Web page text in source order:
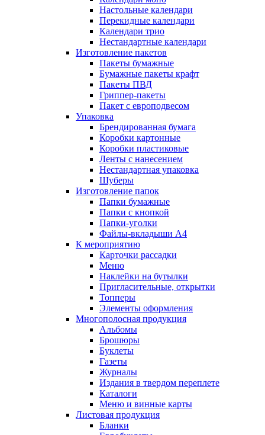
Настольные календари
Перекидные календари
Календари трио
Нестандартные календари
Изготовление пакетов
Пакеты бумажные
Бумажные пакеты крафт
Пакеты ПВД
Гриппер-пакеты
Пакет с европодвесом
Упаковка
Брендированная бумага
Коробки картонные
Коробки пластиковые
Ленты с нанесением
Нестандартная упаковка
Шуберы
Изготовление папок
Папки бумажные
Папки с кнопкой
Папки-уголки
Файлы-вкладыши А4
К мероприятию
Карточки рассадки
Меню
Наклейки на бутылки
Пригласительные, открытки
Топперы
Элементы оформления
Многополосная продукция
Альбомы
Брошюры
Буклеты
Газеты
Журналы
Издания в твердом переплете
Каталоги
Меню и винные карты
Листовая продукция
Бланки